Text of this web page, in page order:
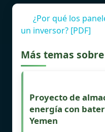
¿Por qué los
un inversor? [PDF]
Más temas
Proyecto de
energía con
Yemen